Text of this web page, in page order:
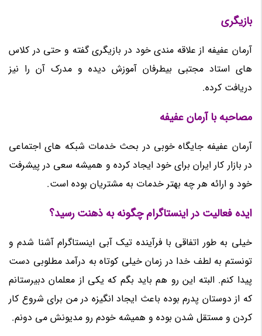
بازیگری
آرمان عفیفه از علاقه مندی خود در بازیگری گفته و حتی در کلاس
های استاد مجتبی بیطرفان آموزش دیده و مدرک آن را نیز
دریافت کرده.
مصاحبه با آرمان عفیفه
آرمان عفیفه جایگاه خوبی در بحث خدمات شبکه های اجتماعی
در بازار کار ایران برای خود ایجاد کرده و همیشه سعی در پیشرفت
خود و ارائه هر چه بهتر خدمات به مشتریان بوده است.
ایده فعالیت در اینستاگرام چگونه به ذهنت رسید؟
خیلی به طور اتفاقی با فرآینده تیک آبی اینستاگرام آشنا شدم و
تونستم به لطف خدا در زمان خیلی کوتاه به درآمد مطلوبی دست
پیدا کنم. البته این رو هم باید بگم که یکی از معلمان دبیرستانم
که از دوستان پدرم بوده باعث ایجاد انگیزه در من برای شروع کار
کردن و مستقل شدن بوده و همیشه خودم رو مدیونش می دونم.